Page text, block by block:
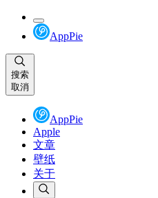
AppPie
搜索
取消
AppPie
Apple
文章
壁纸
关于